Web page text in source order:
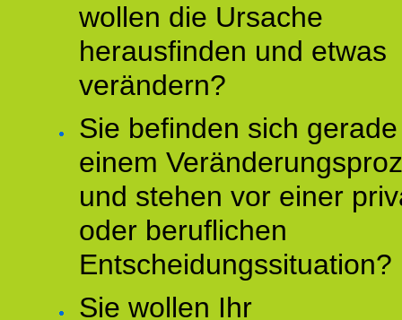
wollen die Ursache
herausfinden und etwas
verändern?
Sie befinden sich
einem
und stehen vor einer
oder beruflichen
Entscheidungssituation?
Sie wollen Ihr